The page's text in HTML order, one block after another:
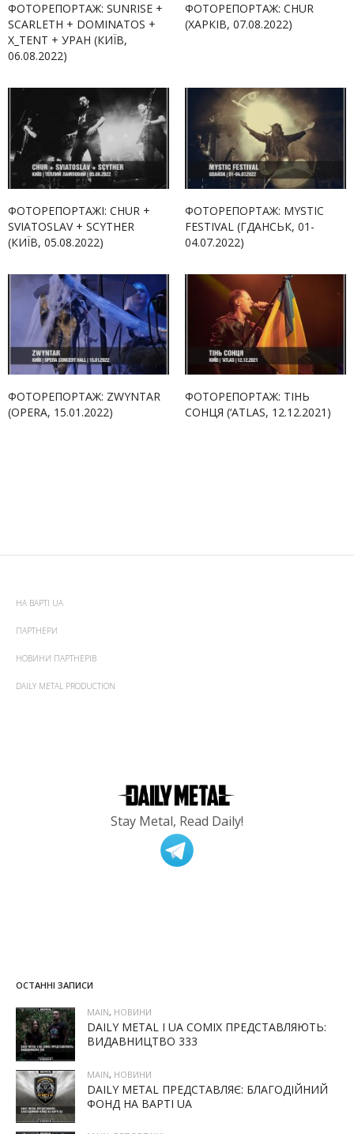
ФОТОРЕПОРТАЖ: SUNRISE +
SCARLETH + DOMINATOS +
X_TENT + УРАН (КИЇВ,
06.08.2022)
ФОТОРЕПОРТАЖ: CHUR
(ХАРКІВ, 07.08.2022)
ФОТОРЕПОРТАЖІ: CHUR +
SVIATOSLAV + SCYTHER
(КИЇВ, 05.08.2022)
ФОТОРЕПОРТАЖ: MYSTIC
FESTIVAL (ГДАНСЬК, 01-
04.07.2022)
ФОТОРЕПОРТАЖ: ZWYNTAR
(OPERA, 15.01.2022)
ФОТОРЕПОРТАЖ: ТІНЬ
СОНЦЯ (‘ATLAS, 12.12.2021)
НА ВАРТІ UA
ПАРТНЕРИ
НОВИНИ ПАРТНЕРІВ
DAILY METAL PRODUCTION
Stay Metal, Read Daily!
ОСТАННІ ЗАПИСИ
MAIN, НОВИНИ
DAILY METAL І UA COMIX ПРЕДСТАВЛЯЮТЬ:
ВИДАВНИЦТВО 333
MAIN, НОВИНИ
DAILY METAL ПРЕДСТАВЛЯЄ: БЛАГОДІЙНИЙ
ФОНД НА ВАРТІ UA